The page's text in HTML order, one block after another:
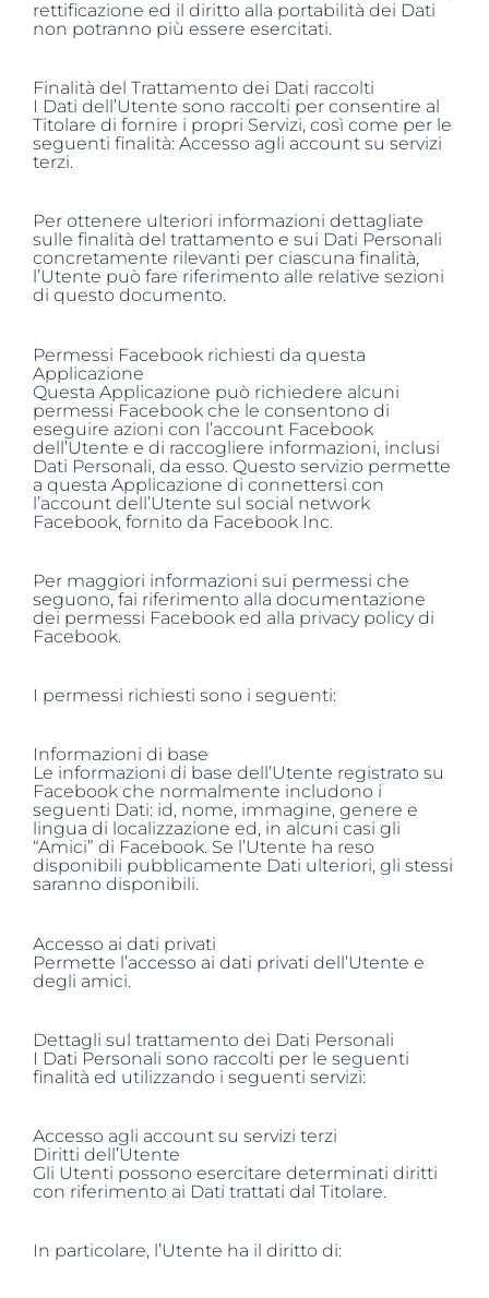
rettificazione ed il diritto alla portabilità dei Dati
non potranno più essere esercitati.
Finalità del Trattamento dei Dati raccolti
I Dati dell’Utente sono raccolti per consentire al
Titolare di fornire i propri Servizi, così come per le
seguenti finalità: Accesso agli account su servizi
terzi.
Per ottenere ulteriori informazioni dettagliate
sulle finalità del trattamento e sui Dati Personali
concretamente rilevanti per ciascuna finalità,
l’Utente può fare riferimento alle relative sezioni
di questo documento.
Permessi Facebook richiesti da questa
Applicazione
Questa Applicazione può richiedere alcuni
permessi Facebook che le consentono di
eseguire azioni con l’account Facebook
dell’Utente e di raccogliere informazioni, inclusi
Dati Personali, da esso. Questo servizio permette
a questa Applicazione di connettersi con
l’account dell’Utente sul social network
Facebook, fornito da Facebook Inc.
Per maggiori informazioni sui permessi che
seguono, fai riferimento alla documentazione
dei permessi Facebook ed alla privacy policy di
Facebook.
I permessi richiesti sono i seguenti:
Informazioni di base
Le informazioni di base dell’Utente registrato su
Facebook che normalmente includono i
seguenti Dati: id, nome, immagine, genere e
lingua di localizzazione ed, in alcuni casi gli
“Amici” di Facebook. Se l’Utente ha reso
disponibili pubblicamente Dati ulteriori, gli stessi
saranno disponibili.
Accesso ai dati privati
Permette l’accesso ai dati privati dell’Utente e
degli amici.
Dettagli sul trattamento dei Dati Personali
I Dati Personali sono raccolti per le seguenti
finalità ed utilizzando i seguenti servizi:
Accesso agli account su servizi terzi
Diritti dell’Utente
Gli Utenti possono esercitare determinati diritti
con riferimento ai Dati trattati dal Titolare.
In particolare, l’Utente ha il diritto di: